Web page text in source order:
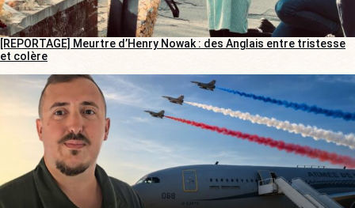
[REPORTAGE] Meurtre d’Henry Nowak : des Anglais entre tristesse
et colère